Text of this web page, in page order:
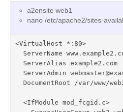
      FCGIWrapper /var/www/php-fcgi-scripts/web1/php-fcgi-starter
.php
      Order allow,deny
      Allow from all
    </Directory>
a2ensite web1
nano /etc/apache2/sites-
<VirtualHost *:80>
  ServerAdmin